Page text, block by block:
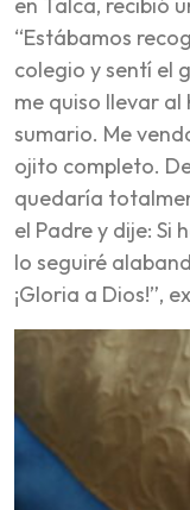
“Estábamos
colegio y sentí el
me quiso llevar al
sumario. Me
ojito completo.
quedaría
el Padre y dije: Si
lo seguiré
¡Gloria a Dios!”,